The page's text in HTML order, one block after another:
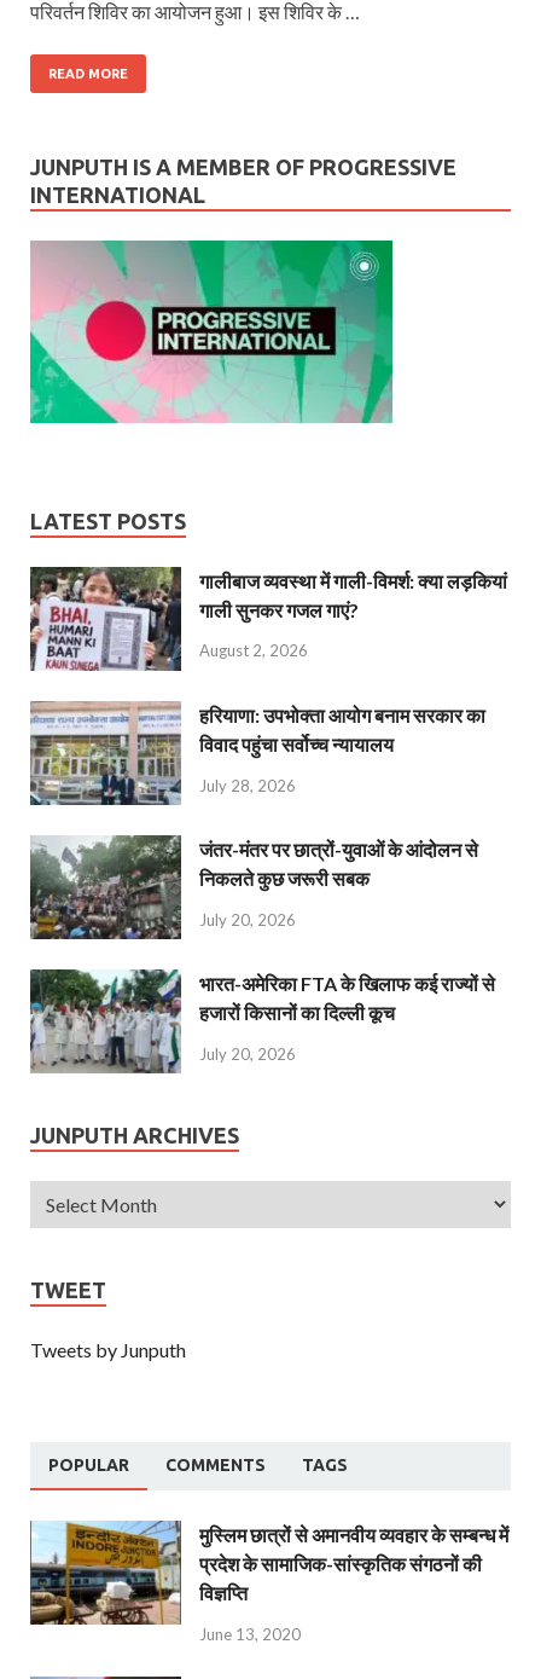
परिवर्तन शिविर का आयोजन हुआ। इस शिविर के …
READ MORE
JUNPUTH IS A MEMBER OF PROGRESSIVE
INTERNATIONAL
LATEST POSTS
गालीबाज व्‍यवस्‍था में गाली-विमर्श: क्या लड़कियां
गाली सुनकर गजल गाएं?
August 2, 2026
हरियाणा: उपभोक्ता आयोग बनाम सरकार का
विवाद पहुंचा सर्वोच्च न्यायालय
July 28, 2026
जंतर-मंतर पर छात्रों-युवाओं के आंदोलन से
निकलते कुछ जरूरी सबक
July 20, 2026
भारत-अमेरिका FTA के खिलाफ कई राज्यों से
हजारों किसानों का दिल्ली कूच
July 20, 2026
JUNPUTH ARCHIVES
TWEET
Tweets by Junputh
POPULAR COMMENTS TAGS
मुस्लिम छात्रों से अमानवीय व्यवहार के सम्बन्ध में
प्रदेश के सामाजिक-सांस्कृतिक संगठनों की
विज्ञप्ति
June 13, 2020